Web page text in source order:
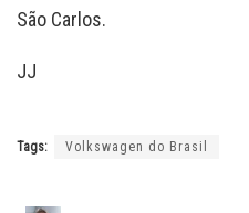
São Carlos.
JJ
Tags: Volkswagen do Brasil